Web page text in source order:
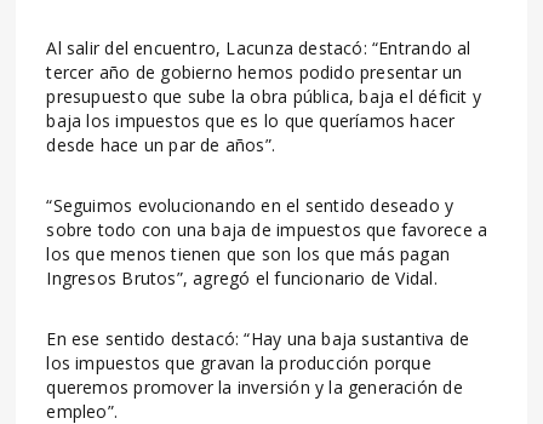
Al salir del encuentro, Lacunza destacó: “Entrando al
tercer año de gobierno hemos podido presentar un
presupuesto que sube la obra pública, baja el déficit y
baja los impuestos que es lo que queríamos hacer
desde hace un par de años”.
“Seguimos evolucionando en el sentido deseado y
sobre todo con una baja de impuestos que favorece a
los que menos tienen que son los que más pagan
Ingresos Brutos”, agregó el funcionario de Vidal.
En ese sentido destacó: “Hay una baja sustantiva de
los impuestos que gravan la producción porque
queremos promover la inversión y la generación de
empleo”.